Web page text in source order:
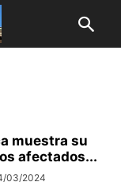
muestra su
afectados...
03/2024